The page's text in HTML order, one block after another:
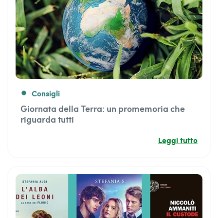
fiber_manual_record Consigli
Giornata della Terra: un promemoria che
riguarda tutti
Leggi tutto